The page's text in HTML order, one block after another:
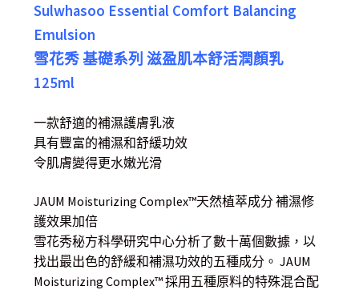
Sulwhasoo Essential Comfort Balancing
Emulsion
雪花秀 基礎系列 滋盈肌本舒活潤顏乳
125ml
一款舒適的補濕護膚乳液
具有豐富的補濕和舒緩功效
令肌膚變得更水嫩光滑
JAUM Moisturizing Complex™天然植萃成分 補濕修
護效果加倍
雪花秀秘方科學研究中心分析了數十萬個數據，以
找出最出色的舒緩和補濕功效的五種成分。 JAUM
Moisturizing Complex™ 採用五種原料的特殊混合配